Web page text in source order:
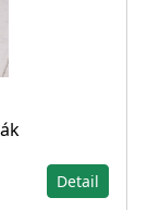
Detail